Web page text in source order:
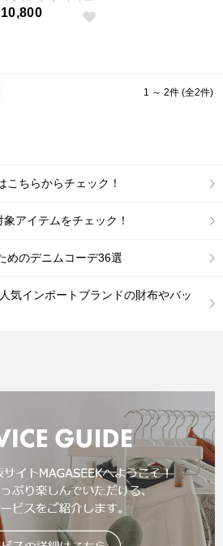
10,800
1 ～ 2件 (全2件)
こちらからチェック！
アイテムをチェック！
めのデニムコーデ36選
気インポートブランドの財布やバッ